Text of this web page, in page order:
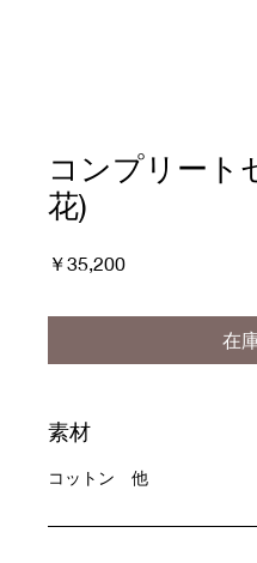
コンプリート
花)
￥35,200価
在
素材
コットン 他